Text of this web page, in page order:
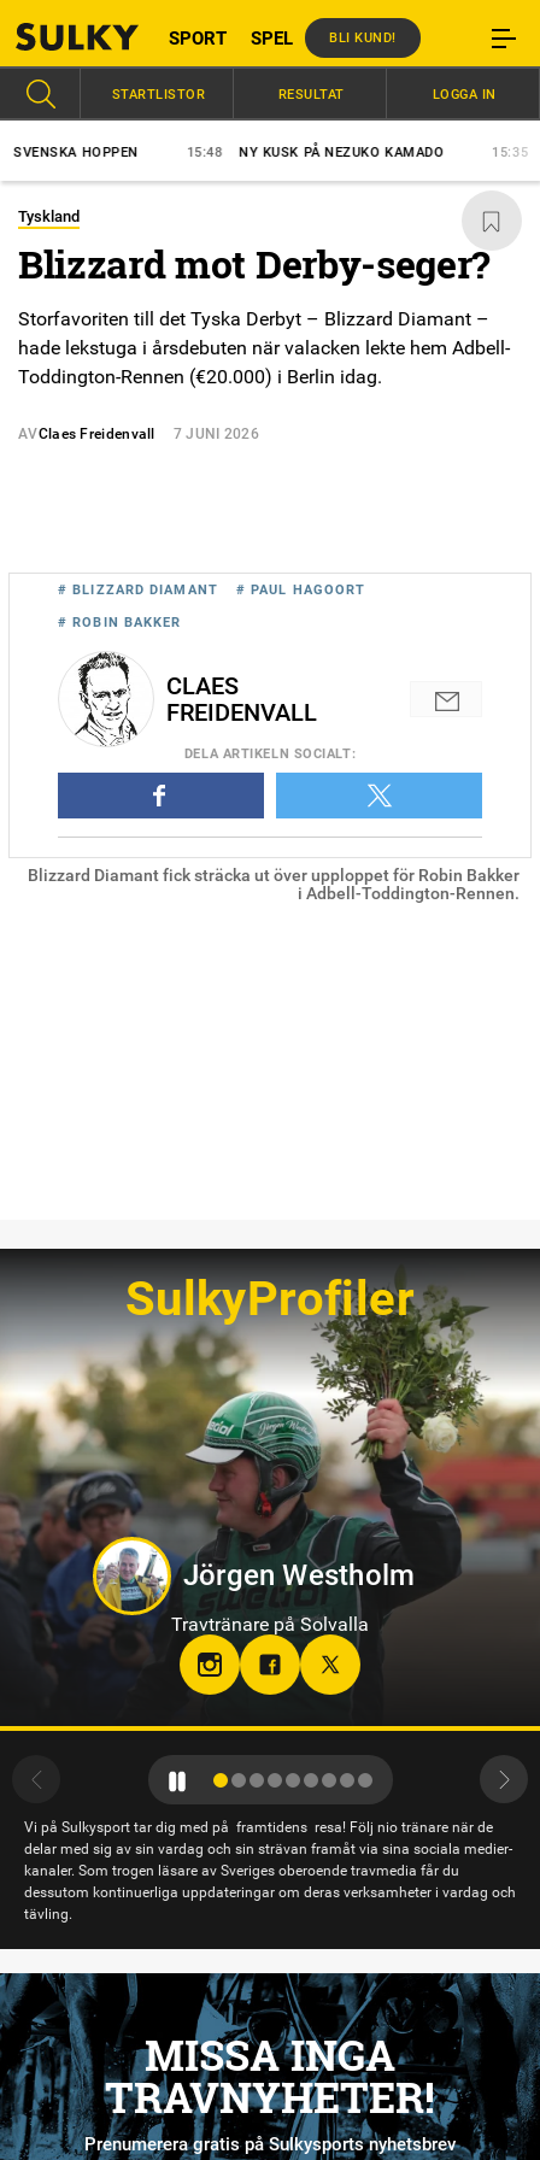
SPORT SPEL BLI KUND!
HOPPEN NY KUSK PÅ NEZUKO KAMADO ST
STARTLISTOR RESULTAT LOGGA IN
Tyskland
Blizzard mot Derby-seger?
Storfavoriten till det Tyska Derbyt – Blizzard Diamant –
hade lekstuga i årsdebuten när valacken lekte hem Adbell-
Toddington-Rennen (€20.000) i Berlin idag.
AVClaes Freidenvall 7 JUNI 2026
Blizzard Diamant fick sträcka ut över upploppet för Robin Bakker
i Adbell-Toddington-Rennen.
# BLIZZARD DIAMANT # PAUL HAGOORT
# ROBIN BAKKER
CLAES
FREIDENVALL
DELA ARTIKELN SOCIALT:
SulkyProfiler
Philip Di Luca
Travtränare på Sundbyholmstravet i Eskilstuna
hloclucaboy
Vi på Sulkysport tar dig med på framtidens resa! Följ nio tränare när de
delar med sig av sin vardag och sin strävan framåt via sina sociala medier-
kanaler. Som trogen läsare av Sveriges oberoende travmedia får du
dessutom kontinuerliga uppdateringar om deras verksamheter i vardag och
tävling.
MISSA INGA
TRAVNYHETER!
Prenumerera gratis på Sulkysports nyhetsbrev